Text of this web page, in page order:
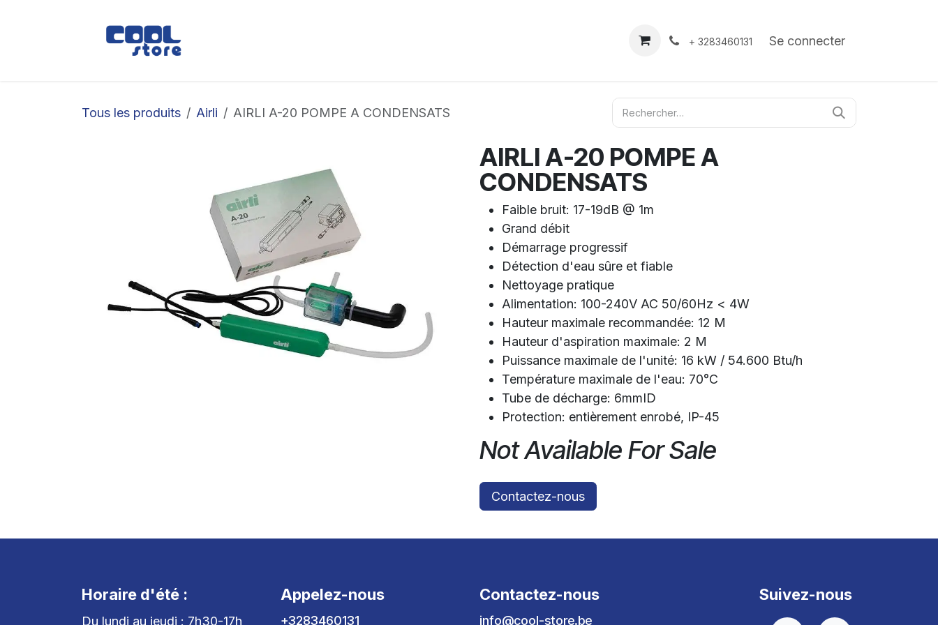
À propos Contact
+ 3283460131 Se connecter
Tous les produits Airli AIRLI A-20 POMPE A CONDENSATS
AIRLI A-20 POMPE A
CONDENSATS
Faible bruit: 17-19dB @ 1m
Grand débit
Démarrage progressif
Détection d'eau sûre et fiable
Nettoyage pratique
Alimentation: 100-240V AC 50/60Hz < 4W
Hauteur maximale recommandée: 12 M
Hauteur d'aspiration maximale: 2 M
Puissance maximale de l'unité: 16 kW / 54.600 Btu/h
Température maximale de l'eau: 70°C
Tube de décharge: 6mmID
Protection: entièrement enrobé, IP-45
Not Available For Sale
Contactez-nous
Horaire d'été :
Du lundi au jeudi : 7h30-17h
Appelez-nous
+3283460131
Contactez-nous
info@cool-store.be
Suivez-nous